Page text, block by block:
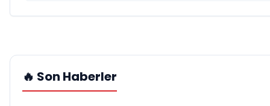
🔥 Son Haberler